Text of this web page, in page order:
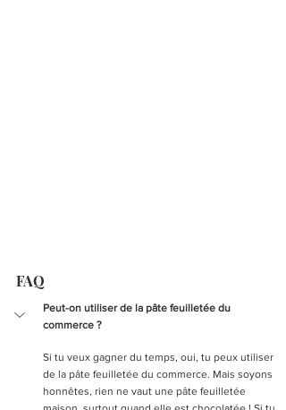
FAQ
Peut-on utiliser de la pâte feuilletée du
commerce ?
Si tu veux gagner du temps, oui, tu peux utiliser
de la pâte feuilletée du commerce. Mais soyons
honnêtes, rien ne vaut une pâte feuilletée